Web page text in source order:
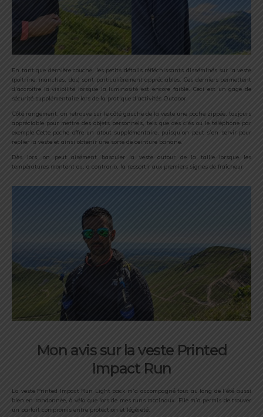
En tant que dernière couche, les petits détails réfléchissants disséminés sur la veste
(poitrine, manches, dos) sont particulièrement appréciables. Ces derniers permettent
d’accroître la visibilité lorsque la luminosité est encore faible. Ceci est un gage de
sécurité supplémentaire lors de la pratique d’activités Outdoor.
Côté rangement, on retrouve sur le côté gauche de la veste une poche zippée, toujours
appréciable pour mettre des objets personnels, tels que des clés ou le téléphone par
exemple.Cette poche offre un atout supplémentaire, puisqu’on peut s’en servir pour
replier la veste et ainsi obtenir une sorte de ceinture banane.
Dès lors, on peut aisément basculer la veste autour de la taille lorsque les
températures montent ou, a contrario, la ressortir aux premiers signes de fraîcheur.
Mon avis sur la veste Printed
Impact Run
La veste Printed Impact Run Light pack m’a accompagné tout au long de l’été aussi
bien en randonnée, à vélo que lors de mes runs matinaux. Elle m’a permis de trouver
un parfait compromis entre protection et légèreté.